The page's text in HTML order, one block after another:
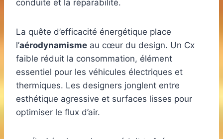
conduite et la réparabilité.
La quête d’efficacité énergétique place
l’aérodynamisme au cœur du design. Un Cx
faible réduit la consommation, élément
essentiel pour les véhicules électriques et
thermiques. Les designers jonglent entre
esthétique agressive et surfaces lisses pour
optimiser le flux d’air.